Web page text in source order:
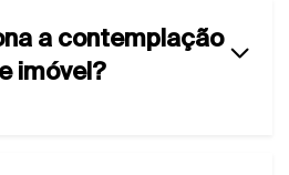
a contemplação
imóvel?